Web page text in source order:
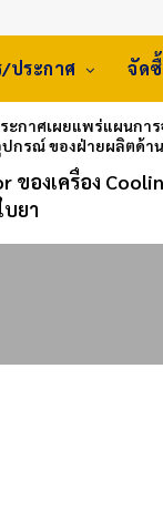
ประกาศ จัด
ะกาศเผยแพร่แผนกา
กรณ์ ของฝ่ายผลิตด้า
ของเครื่อง
ยา